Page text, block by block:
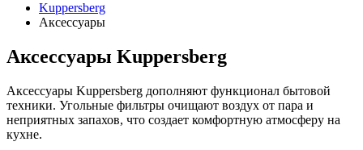
Kuppersberg
Аксессуары
Аксессуары Kuppersberg
Аксессуары Kuppersberg дополняют функционал бытовой
техники. Угольные фильтры очищают воздух от пара и
неприятных запахов, что создает комфортную атмосферу на
кухне.